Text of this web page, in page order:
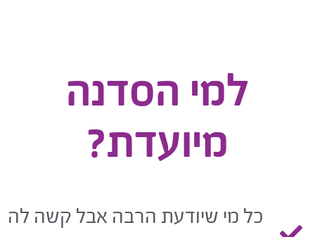
למי הסדנה
מיועדת?
כל מי שיודעת הרבה אבל קשה לה